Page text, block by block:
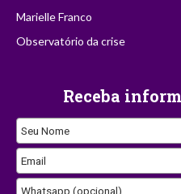
Marielle Franco
Observatório da crise
Receba
Seu Nome
Email
Whatsapp (opcional)